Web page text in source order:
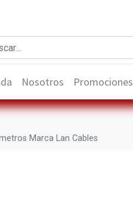
Nosotros Promociones
Marca Lan Cables